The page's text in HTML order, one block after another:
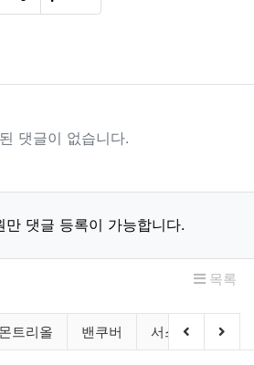
SNS 공유
댓글이 없습니다.
만 댓글 등록이 가능합니다.
목록
몬트리올 밴쿠버 서스캐처원이전 분류